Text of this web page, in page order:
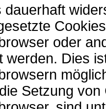
dauerhaft
oder
werden. Dies
Setzung